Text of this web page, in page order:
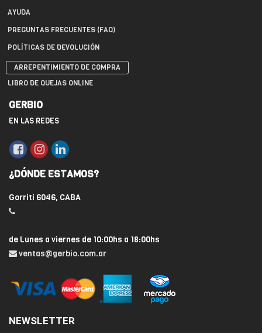
AYUDA
PREGUNTAS FRECUENTES (FAQ)
POLÍTICAS DE DEVOLUCIÓN
ARREPENTIMIENTO DE COMPRA
LIBRO DE QUEJAS ONLINE
GERBIO
EN LAS REDES
¿DÓNDE ESTAMOS?
Gorriti 6046, CABA
de Lunes a viernes de 10:00hs a 18:00hs
ventas@gerbio.com.ar
NEWSLETTER